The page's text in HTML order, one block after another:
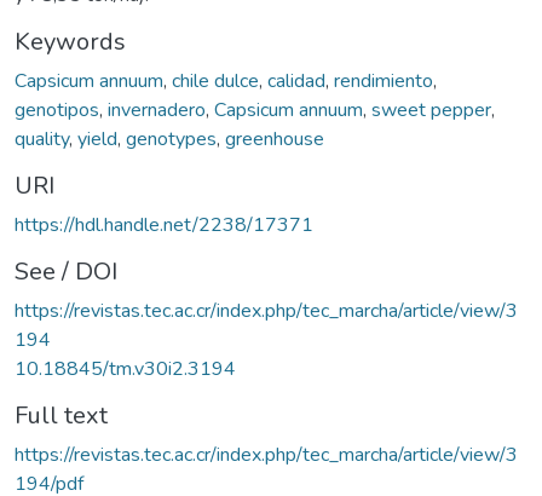
Keywords
Capsicum annuum, chile dulce, calidad, rendimiento,
genotipos, invernadero, Capsicum annuum, sweet pepper,
quality, yield, genotypes, greenhouse
URI
https://hdl.handle.net/2238/17371
See / DOI
https://revistas.tec.ac.cr/index.php/tec_marcha/article/view/3
194
10.18845/tm.v30i2.3194
Full text
https://revistas.tec.ac.cr/index.php/tec_marcha/article/view/3
194/pdf